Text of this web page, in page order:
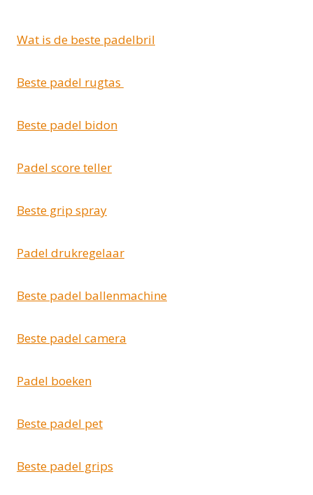
Wat is de beste padelbril
Beste padel rugtas
Beste padel bidon
Padel score teller
Beste grip spray
Padel drukregelaar
Beste padel ballenmachine
Beste padel camera
Padel boeken
Beste padel pet
Beste padel grips